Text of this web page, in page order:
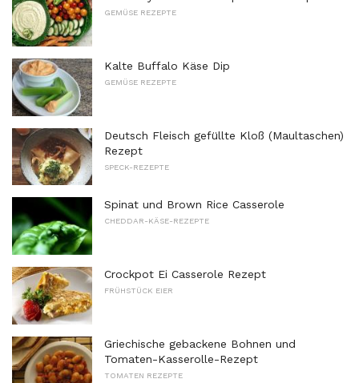
GEMÜSE REZEPTE
Kalte Buffalo Käse Dip
GEMÜSE REZEPTE
Deutsch Fleisch gefüllte Kloß (Maultaschen)
Rezept
SPECK-REZEPTE
Spinat und Brown Rice Casserole
CHEDDAR-KÄSE-REZEPTE
Crockpot Ei Casserole Rezept
FRÜHSTÜCK EIER
Griechische gebackene Bohnen und
Tomaten-Kasserolle-Rezept
TOMATEN REZEPTE